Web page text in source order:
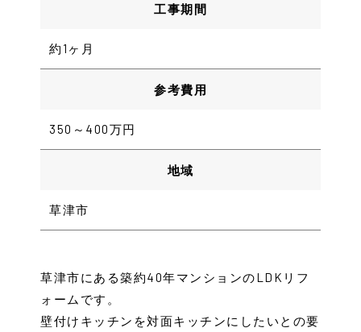
工事期間
約1ヶ月
参考費用
350～400万円
地域
草津市
草津市にある築約40年マンションのLDKリフ
ォームです。
壁付けキッチンを対面キッチンにしたいとの要